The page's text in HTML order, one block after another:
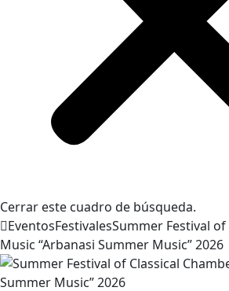
Cerrar este cuadro de búsqueda.
EventosFestivalesSummer Festival
Music “Arbanasi Summer Music” 2026